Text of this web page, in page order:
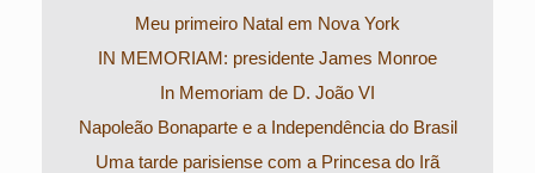
Meu primeiro Natal em Nova York
IN MEMORIAM: presidente James Monroe
In Memoriam de D. João VI
Napoleão Bonaparte e a Independência do Brasil
Uma tarde parisiense com a Princesa do Irã